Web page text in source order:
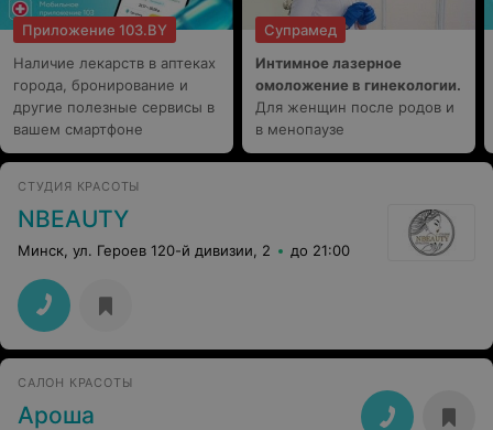
Приложение 103.BY
Наличие лекарств в аптеках
города, бронирование и
другие полезные сервисы в
вашем смартфоне
Супрамед
Интимное лазерное
омоложение в гинекологии.
Для женщин после родов и
в менопаузе
СТУДИЯ КРАСОТЫ
NBEAUTY
Минск, ул. Героев 120-й дивизии, 2 до 21:00
САЛОН КРАСОТЫ
Ароша